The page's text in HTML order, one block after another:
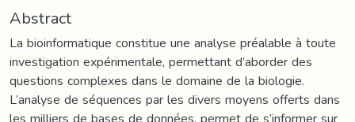
Abstract
La bioinformatique constitue une analyse préalable à toute
investigation expérimentale, permettant d’aborder des
questions complexes dans le domaine de la biologie.
L’analyse de séquences par les divers moyens offerts dans